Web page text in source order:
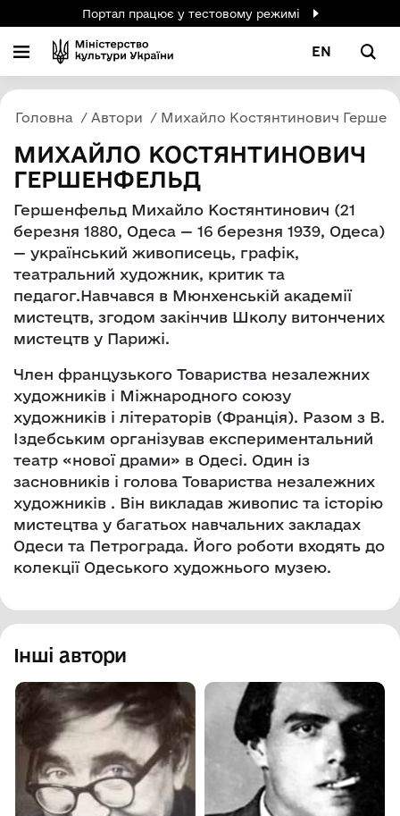
Портал працює у тестовому режимі
EN
Головна Автори Михайло Костянтинович
МИХАЙЛО КОСТЯНТИНОВИЧ
ГЕРШЕНФЕЛЬД
Гершенфельд Михайло Костянтинович (21
березня 1880, Одеса — 16 березня 1939, Одеса)
— український живописець, графік,
театральний художник, критик та
педагог.Навчався в Мюнхенській академії
мистецтв, згодом закінчив Школу витончених
мистецтв у Парижі.
Член французького Товариства незалежних
художників і Міжнародного союзу
художників і літераторів (Франція). Разом з В.
Іздебським організував експериментальний
театр «нової драми» в Одесі. Один із
засновників і голова Товариства незалежних
художників . Він викладав живопис та історію
мистецтва у багатьох навчальних закладах
Одеси та Петрограда. Його роботи входять до
колекції Одеського художнього музею.
Інші автори